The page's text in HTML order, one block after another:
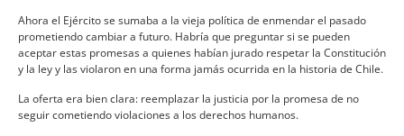
Ahora el Ejército se sumaba a la vieja polí­tica de enmendar el pasado
prometiendo cambiar a futuro. Habrí­a que preguntar si se pueden
aceptar estas promesas a quienes habí­an jurado respetar la Constitución
y la ley y las violaron en una forma jamás ocurrida en la historia de Chile.
La oferta era bien clara: reemplazar la justicia por la promesa de no
seguir cometiendo violaciones a los derechos humanos.